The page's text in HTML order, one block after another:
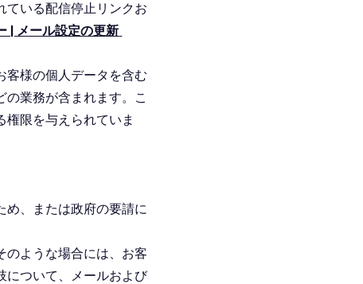
ている配信停止リンクお
| メール設定の更新
客様の個人データを含む
業務が含まれます。こ
限を与えられていま
め、または政府の要請に
のような場合には、お客
について、メールおよび